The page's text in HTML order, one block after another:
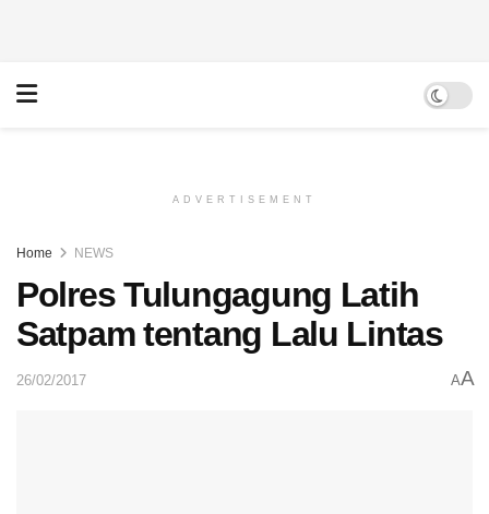
ADVERTISEMENT
Home NEWS
Polres Tulungagung Latih
Satpam tentang Lalu Lintas
26/02/2017 AA